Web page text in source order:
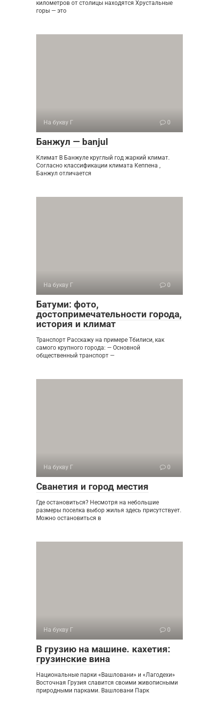
километров от столицы находятся Хрустальные
горы — это
На букву Г 0
Банжул — banjul
Климат В Банжуле круглый год жаркий климат.
Согласно классификации климата Кеппена ,
Банжул отличается
На букву Г 0
Батуми: фото,
достопримечательности города,
история и климат
Транспорт Расскажу на примере Тбилиси, как
самого крупного города: — Основной
общественный транспорт —
На букву Г 0
Сванетия и город местия
Где остановиться? Несмотря на небольшие
размеры поселка выбор жилья здесь присутствует.
Можно остановиться в
На букву Г 0
В грузию на машине. кахетия:
грузинские вина
Национальные парки «Вашловани» и «Лагодехи»
Восточная Грузия славится своими живописными
природными парками. Вашловани Парк